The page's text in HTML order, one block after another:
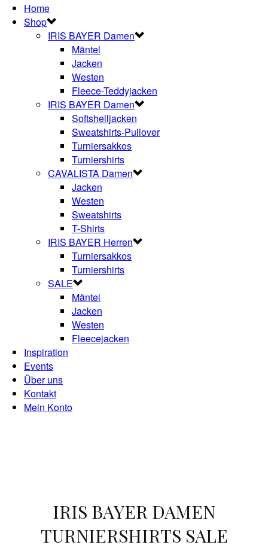
Home
Shop
IRIS BAYER Damen
Mäntel
Jacken
Westen
Fleece-Teddyjacken
IRIS BAYER Damen
Softshelljacken
Sweatshirts-Pullover
Turniersakkos
Turniershirts
CAVALISTA Damen
Jacken
Westen
Sweatshirts
T-Shirts
IRIS BAYER Herren
Turniersakkos
Turniershirts
SALE
Mäntel
Jacken
Westen
Fleecejacken
Inspiration
Events
Über uns
Kontakt
Mein Konto
IRIS BAYER DAMEN
TURNIERSHIRTS SALE